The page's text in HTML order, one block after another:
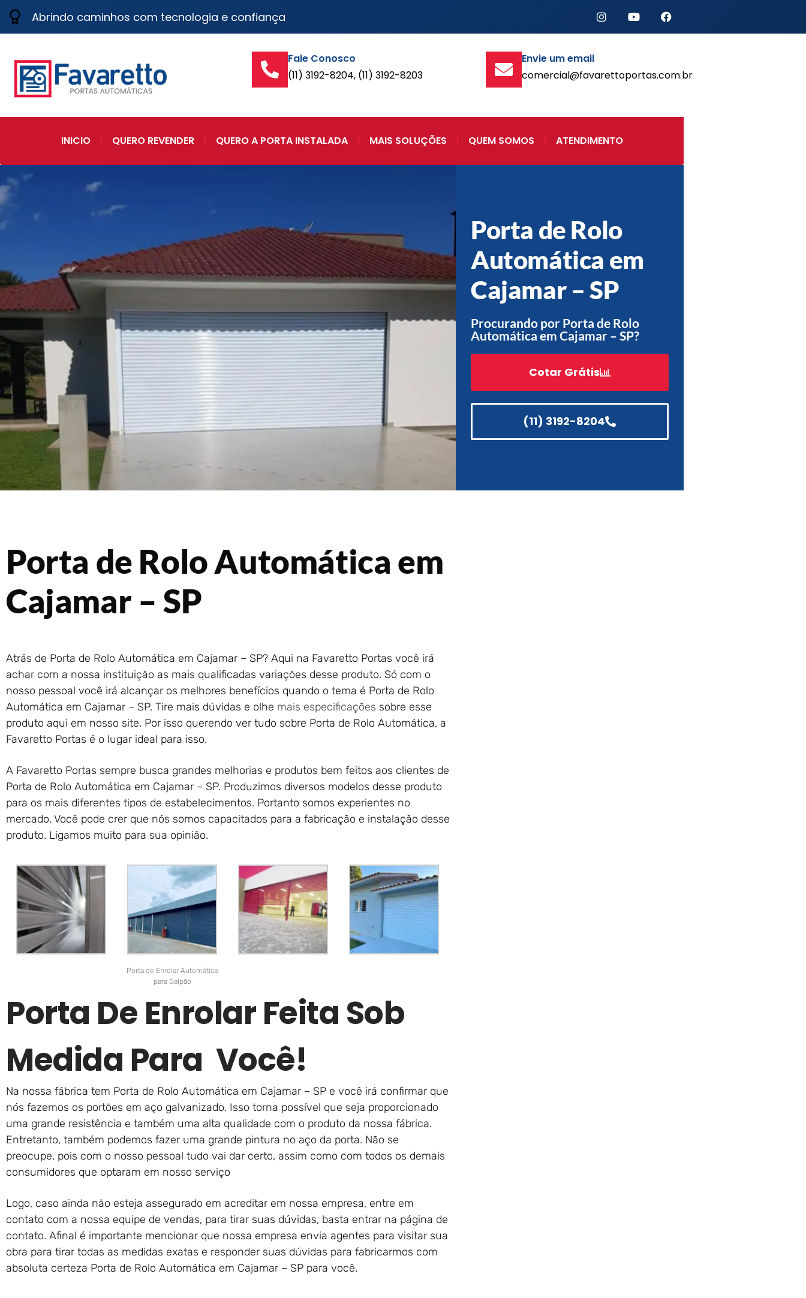
Abrindo caminhos com tecnologia e confiança
Fale Conosco
(11) 3192-8204, (11) 3192-8203
Envie um email
comercial@favarettoportas.com.br
INICIO QUERO REVENDER QUERO A PORTA INSTALADA MAIS SOLUÇÕES QUEM SOMOS ATENDIMENTO
Porta de Rolo
Automática em
Cajamar – SP
Procurando por Porta de Rolo
Automática em Cajamar – SP?
Cotar Grátis
(11) 3192-8204
Porta de Rolo Automática em
Cajamar – SP
Atrás de Porta de Rolo Automática em Cajamar – SP? Aqui na Favaretto Portas você irá
achar com a nossa instituição as mais qualificadas variações desse produto. Só com o
nosso pessoal você irá alcançar os melhores benefícios quando o tema é Porta de Rolo
Automática em Cajamar – SP. Tire mais dúvidas e olhe mais especificações sobre esse
produto aqui em nosso site. Por isso querendo ver tudo sobre Porta de Rolo Automática, a
Favaretto Portas é o lugar ideal para isso.
A Favaretto Portas sempre busca grandes melhorias e produtos bem feitos aos clientes de
Porta de Rolo Automática em Cajamar – SP. Produzimos diversos modelos desse produto
para os mais diferentes tipos de estabelecimentos. Portanto somos experientes no
mercado. Você pode crer que nós somos capacitados para a fabricação e instalação desse
produto. Ligamos muito para sua opinião.
Porta de Enrolar Automática
para Galpão
Porta De Enrolar Feita Sob
Medida Para Você!
Na nossa fábrica tem Porta de Rolo Automática em Cajamar – SP e você irá confirmar que
nós fazemos os portões em aço galvanizado. Isso torna possível que seja proporcionado
uma grande resistência e também uma alta qualidade com o produto da nossa fábrica.
Entretanto, também podemos fazer uma grande pintura no aço da porta. Não se
preocupe, pois com o nosso pessoal tudo vai dar certo, assim como com todos os demais
consumidores que optaram em nosso serviço
Logo, caso ainda não esteja assegurado em acreditar em nossa empresa, entre em
contato com a nossa equipe de vendas, para tirar suas dúvidas, basta entrar na página de
contato. Afinal é importante mencionar que nossa empresa envia agentes para visitar sua
obra para tirar todas as medidas exatas e responder suas dúvidas para fabricarmos com
absoluta certeza Porta de Rolo Automática em Cajamar – SP para você.